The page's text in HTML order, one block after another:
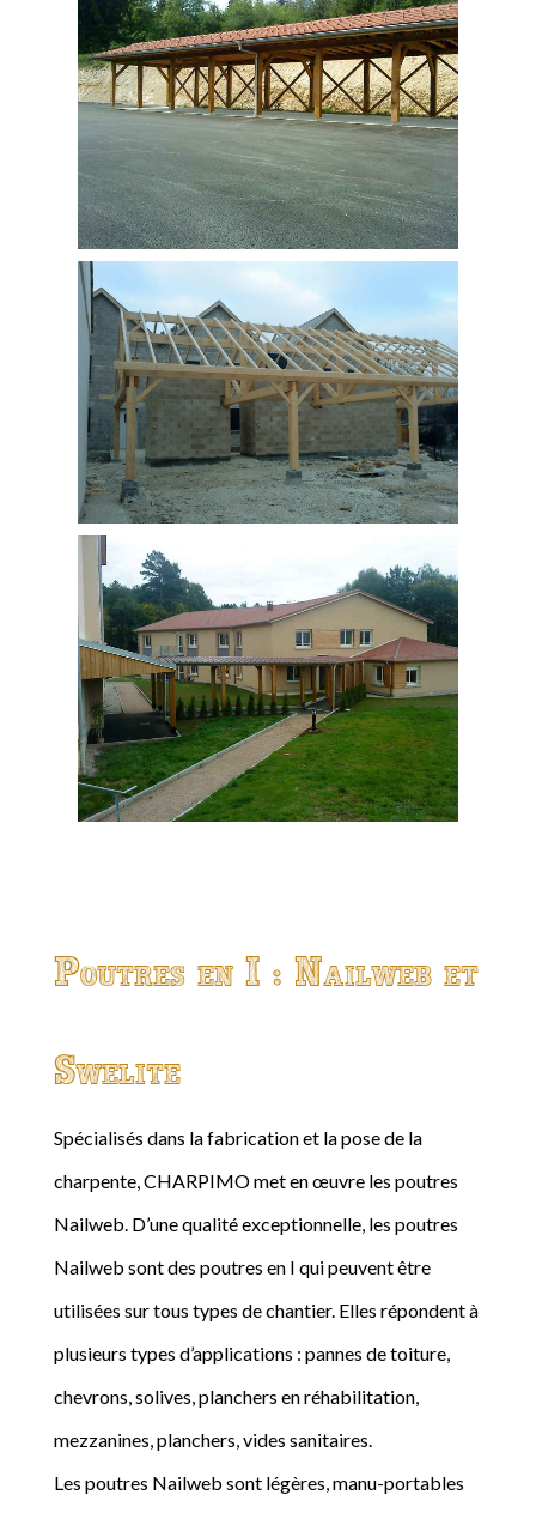
Poutres en I : Nailweb et
Swelite
Spécialisés dans la fabrication et la pose de la
charpente, CHARPIMO met en œuvre les poutres
Nailweb. D’une qualité exceptionnelle, les poutres
Nailweb sont des poutres en I qui peuvent être
utilisées sur tous types de chantier. Elles répondent à
plusieurs types d’applications : pannes de toiture,
chevrons, solives, planchers en réhabilitation,
mezzanines, planchers, vides sanitaires.
Les poutres Nailweb sont légères, manu-portables